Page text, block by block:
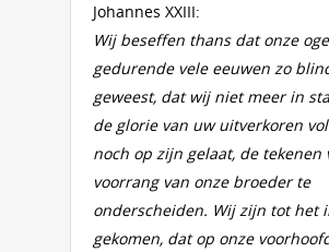
Johannes XXIII:
Wij beseffen thans dat onze
gedurende vele eeuwen zo
geweest, dat wij niet meer in
de glorie van uw uitverkoren
noch op zijn gelaat, de tekenen
voorrang van onze broeder te
onderscheiden. Wij zijn tot het
gekomen, dat op onze